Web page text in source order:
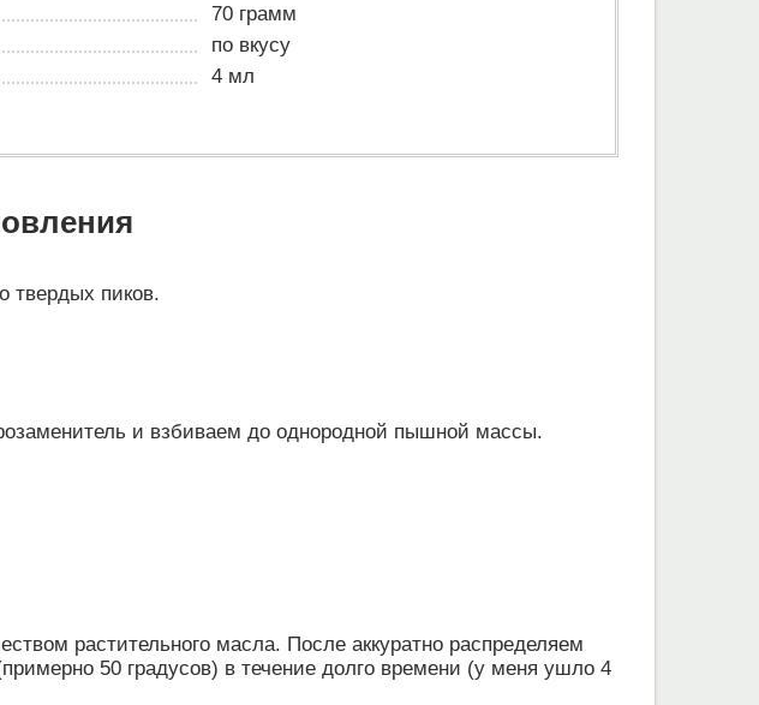
70 грамм
по вкусу
4 мл
твердых пиков.
и взбиваем до однородной пышной массы.
растительного масла. После аккуратно распределяем
50 градусов) в течение долго времени (у меня ушло 4